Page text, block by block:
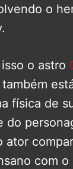
o
o astro
também
física de
do
ator
com o